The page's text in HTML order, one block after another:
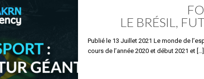
LE BRÉSIL,
Publié le 13 Juillet 2021 Le monde de
cours de l’année 2020 et début 2021 et[…]